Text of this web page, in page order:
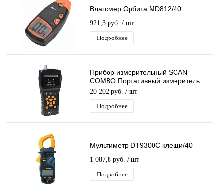
Влагомер Орбита MD812/40
921,3 руб. / шт
Подробнее
Прибор измерительный SCAN
COMBO Портативный измеритель
уровня ТЕЛЕВИЗИОННЫХ
СИГНАЛОВ
20 202 руб. / шт
Подробнее
Мультиметр DT9300C клещи/40
1 087,8 руб. / шт
Подробнее